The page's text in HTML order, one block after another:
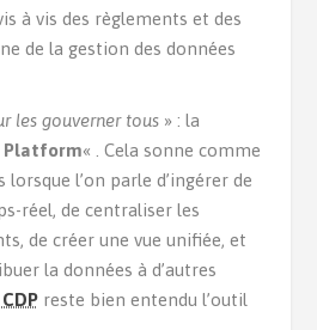
à vis des règlements et des
de la gestion des données
les gouverner tous» : la
Platform« . Cela sonne comme
lorsque l’on parle d’ingérer de
réel, de centraliser les
de créer une vue unifiée, et
la données à d’autres
CDPreste bien entendu l’outil